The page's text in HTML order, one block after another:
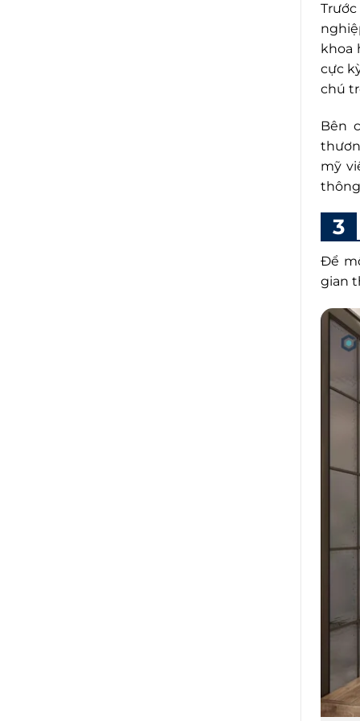
khoa
cực
chú
Bên
mỹ
Để
gian